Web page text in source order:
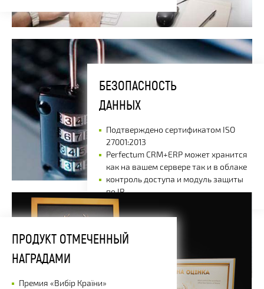
БЕЗОПАСНОСТЬ
ДАННЫХ
Подтверждено сертификатом ISO
27001:2013
Perfectum CRM+ERP может хранится
как на вашем сервере так и в облаке
контроль доступа и модуль защиты
по IP
ПРОДУКТ ОТМЕЧЕННЫЙ
НАГРАДАМИ
Премия «Вибір Країни»